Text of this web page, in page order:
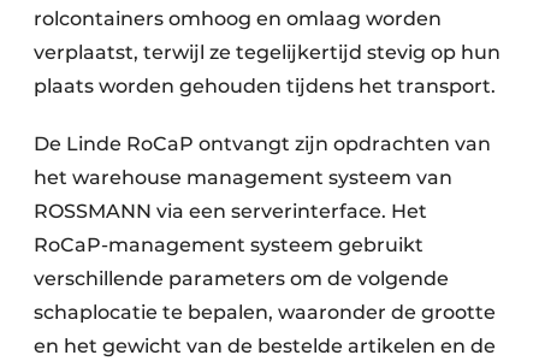
rolcontainers omhoog en omlaag worden
verplaatst, terwijl ze tegelijkertijd stevig op hun
plaats worden gehouden tijdens het transport.
De Linde RoCaP ontvangt zijn opdrachten van
het warehouse management systeem van
ROSSMANN via een serverinterface. Het
RoCaP-management systeem gebruikt
verschillende parameters om de volgende
schaplocatie te bepalen, waaronder de grootte
en het gewicht van de bestelde artikelen en de